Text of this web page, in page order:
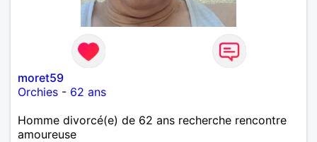
moret59
Orchies - 62 ans
Homme divorcé(e) de 62 ans recherche rencontre
amoureuse